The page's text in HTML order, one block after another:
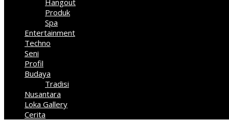
Hangout
Produk
Spa
Entertainment
Techno
Seni
Profil
Budaya
Tradisi
Nusantara
Loka Gallery
Cerita